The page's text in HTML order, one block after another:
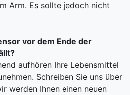
Arm. Es sollte jedoch nicht
vor dem Ende der
aufhören Ihre Lebensmittel
Schreiben Sie uns über
werden Ihnen einen neuen